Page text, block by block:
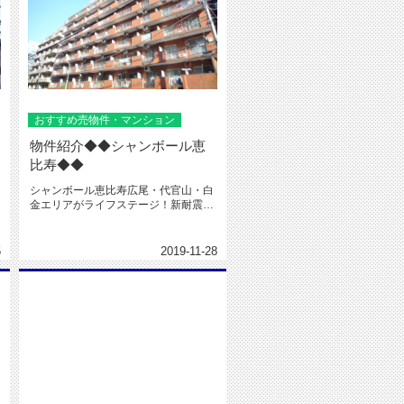
おすすめ売物件・マンション
物件紹介◆◆シャンボール恵
比寿◆◆
シャンボール恵比寿広尾・代官山・白
金エリアがライフステージ！新耐震基
2019-11-28